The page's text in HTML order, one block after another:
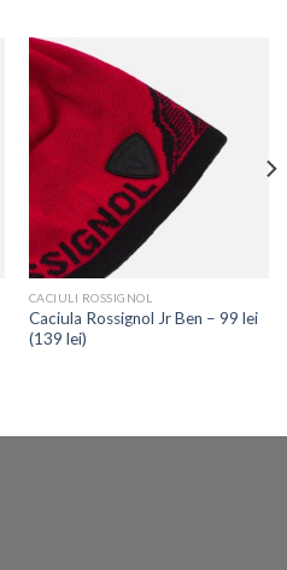
CACIULI ROSSIGNOL
Caciula Rossignol Jr Ben – 99 lei
(139 lei)